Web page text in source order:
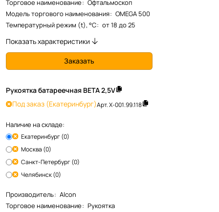
Торговое наименование: Офтальмоскоп
Модель торгового наименования: OMEGA 500
Температурный режим (t), °С: от 18 до 25
Показать характеристики
Заказать
Рукоятка батареечная ВЕТА 2,5V
Под заказ (Екатеринбург)Арт.X-001.99.118
Наличие на складе:
Екатеринбург (0)
Москва (0)
Санкт-Петербург (0)
Челябинск (0)
Производитель: Alcon
Торговое наименование: Рукоятка